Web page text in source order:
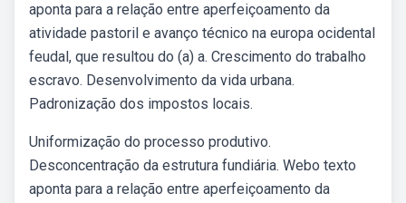
aponta para a relação entre aperfeiçoamento da
atividade pastoril e avanço técnico na europa ocidental
feudal, que resultou do (a) a. Crescimento do trabalho
escravo. Desenvolvimento da vida urbana.
Padronização dos impostos locais.
Uniformização do processo produtivo.
Desconcentração da estrutura fundiária. Webo texto
aponta para a relação entre aperfeiçoamento da